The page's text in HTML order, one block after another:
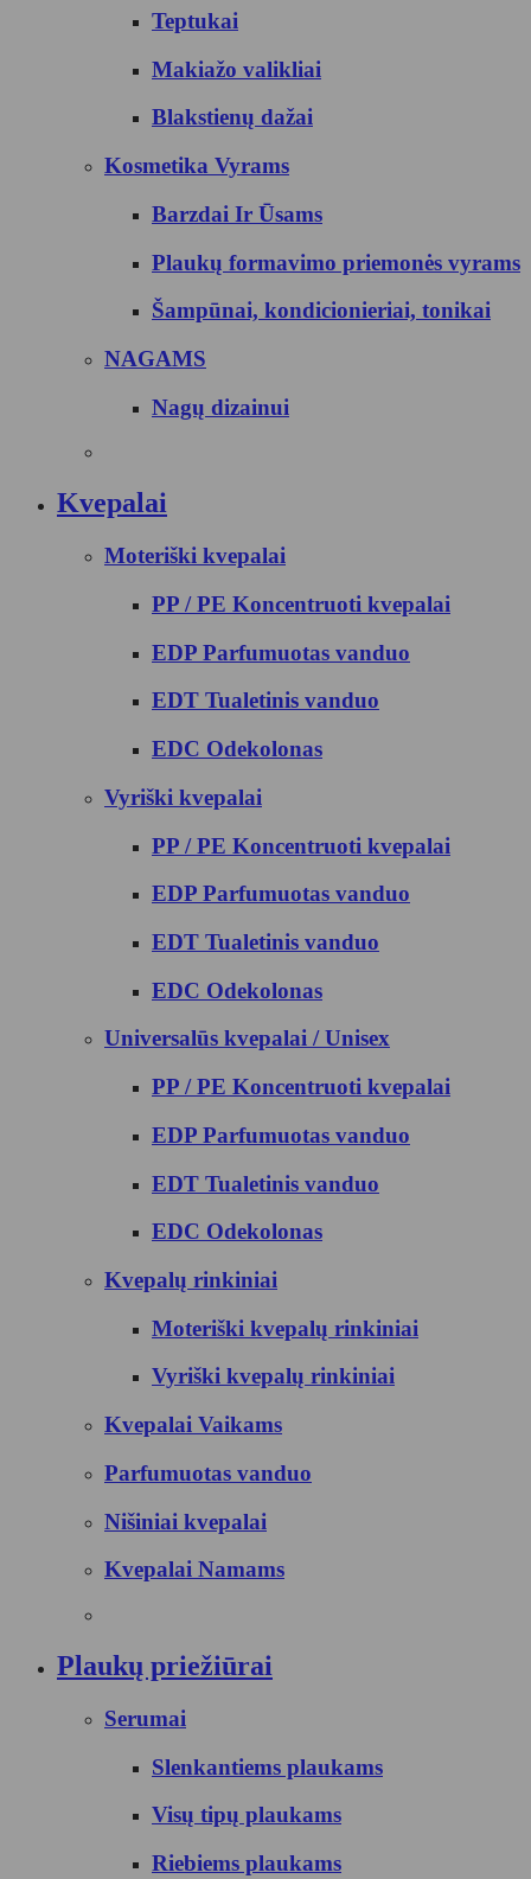
Teptukai
Makiažo valikliai
Blakstienų dažai
Kosmetika Vyrams
Barzdai Ir Ūsams
Plaukų formavimo priemonės vyrams
Šampūnai, kondicionieriai, tonikai
NAGAMS
Nagų dizainui
Kvepalai
Moteriški kvepalai
PP / PE Koncentruoti kvepalai
EDP Parfumuotas vanduo
EDT Tualetinis vanduo
EDC Odekolonas
Vyriški kvepalai
PP / PE Koncentruoti kvepalai
EDP Parfumuotas vanduo
EDT Tualetinis vanduo
EDC Odekolonas
Universalūs kvepalai / Unisex
PP / PE Koncentruoti kvepalai
EDP Parfumuotas vanduo
EDT Tualetinis vanduo
EDC Odekolonas
Kvepalų rinkiniai
Moteriški kvepalų rinkiniai
Vyriški kvepalų rinkiniai
Kvepalai Vaikams
Parfumuotas vanduo
Nišiniai kvepalai
Kvepalai Namams
Plaukų priežiūrai
Serumai
Slenkantiems plaukams
Visų tipų plaukams
Riebiems plaukams